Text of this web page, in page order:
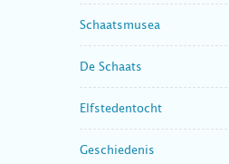
Schaatsmusea
De Schaats
Elfstedentocht
Geschiedenis